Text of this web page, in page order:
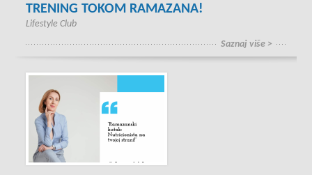
TRENING TOKOM RAMAZANA!
Lifestyle Club
Saznaj više >